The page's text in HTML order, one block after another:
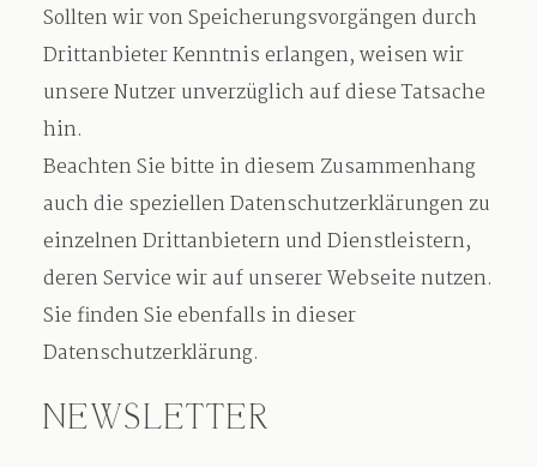
Sollten wir von Speicherungsvorgängen durch
Drittanbieter Kenntnis erlangen, weisen wir
unsere Nutzer unverzüglich auf diese Tatsache
hin.
Beachten Sie bitte in diesem Zusammenhang
auch die speziellen Datenschutzerklärungen zu
einzelnen Drittanbietern und Dienstleistern,
deren Service wir auf unserer Webseite nutzen.
Sie finden Sie ebenfalls in dieser
Datenschutzerklärung.
NEWSLETTER